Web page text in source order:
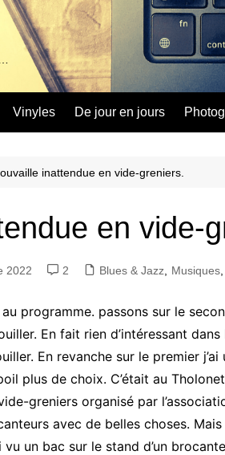
Folk
– World et
Vinyles De jour en jours
inattendue en vide-greniers.
en vide-
2022 2 Blues & Jazz Musiques
programme. passons sur le
En fait rien d’intéressant dans
En revanche sur le premier
plus de choix. C’était au
greniers organisé par
avec de belles choses. Mais
vu un bac sur le stand d’un